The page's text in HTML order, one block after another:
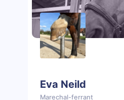
Eva Neild
Marechal-ferrant